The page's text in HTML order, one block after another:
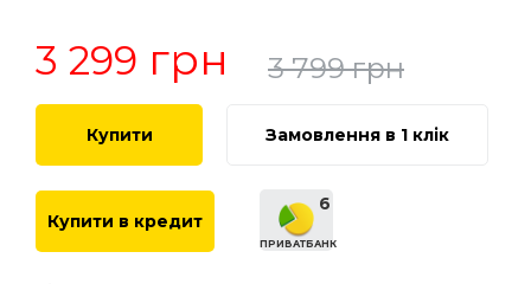
3 299 грн 3 799грн
Купити Замовлення в 1 клік
Купити в кредит
6
ПРИВАТБАНК